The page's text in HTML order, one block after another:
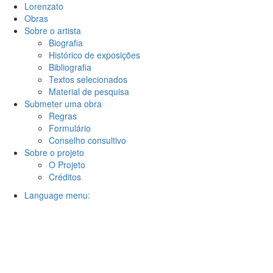
Lorenzato
Obras
Sobre o artista
Biografia
Histórico de exposições
Bibliografia
Textos selecionados
Material de pesquisa
Submeter uma obra
Regras
Formulário
Conselho consultivo
Sobre o projeto
O Projeto
Créditos
Language menu: